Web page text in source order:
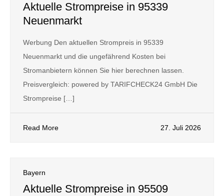
Aktuelle Strompreise in 95339
Neuenmarkt
Werbung Den aktuellen Strompreis in 95339
Neuenmarkt und die ungefährend Kosten bei
Stromanbietern können Sie hier berechnen lassen.
Preisvergleich: powered by TARIFCHECK24 GmbH Die
Strompreise […]
Read More 27. Juli 2026
Bayern
Aktuelle Strompreise in 95509